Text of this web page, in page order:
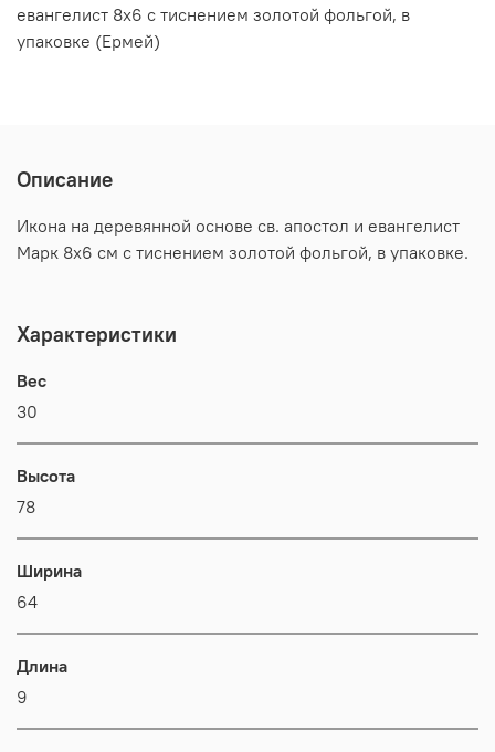
евангелист 8х6 с тиснением золотой фольгой, в
упаковке (Ермей)
Описание
Икона на деревянной основе св. апостол и евангелист
Марк 8х6 см с тиснением золотой фольгой, в упаковке.
Характеристики
Вес
30
Высота
78
Ширина
64
Длина
9